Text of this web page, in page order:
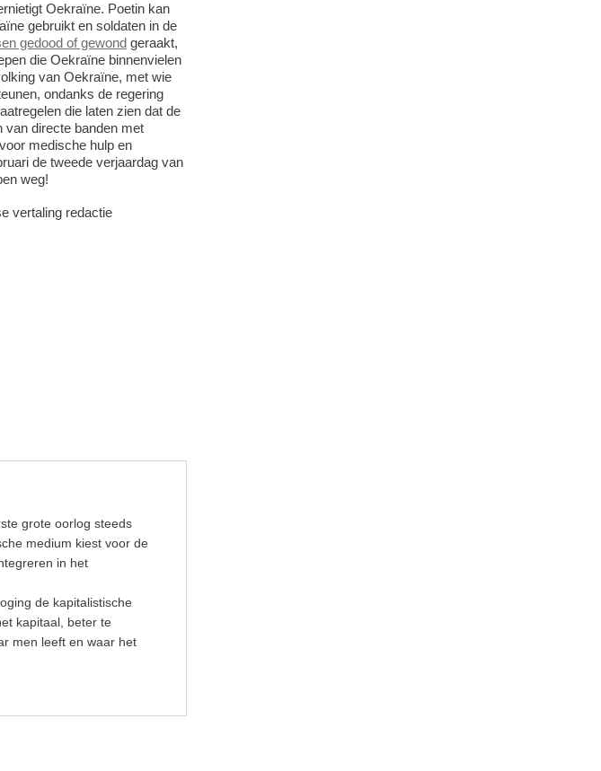
Oekraïne. Poetin kan
gebruikt en soldaten in de
gedood of gewondgeraakt,
die Oekraïne binnenvielen
van Oekraïne, met wie
ondanks de regering
die laten zien dat de
van directe banden met
medische hulp en
de tweede verjaardag van
weg!
vertaling redactie
grote oorlog steeds
medium kiest voor de
in het
de kapitalistische
kapitaal, beter te
men leeft en waar het